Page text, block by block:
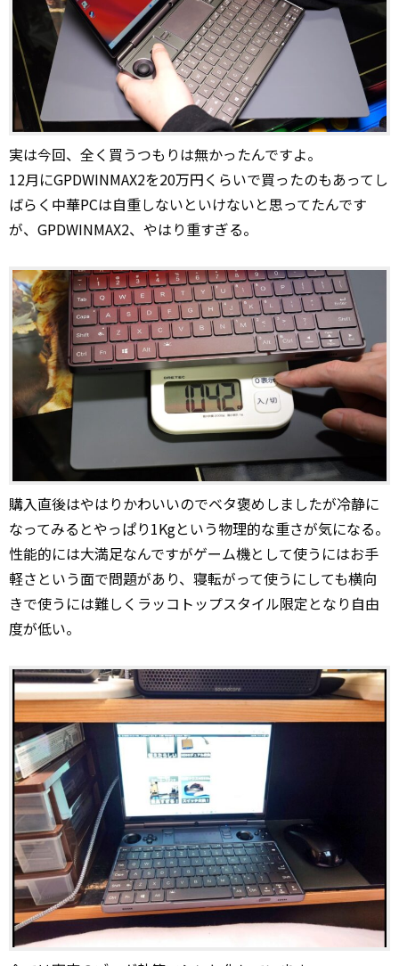
実は今回、全く買うつもりは無かったんですよ。
12月にGPDWINMAX2を20万円くらいで買ったのもあってし
ばらく中華PCは自重しないといけないと思ってたんです
が、GPDWINMAX2、やはり重すぎる。
購入直後はやはりかわいいのでベタ褒めしましたが冷静に
なってみるとやっぱり1Kgという物理的な重さが気になる。
性能的には大満足なんですがゲーム機として使うにはお手
軽さという面で問題があり、寝転がって使うにしても横向
きで使うには難しくラッコトップスタイル限定となり自由
度が低い。